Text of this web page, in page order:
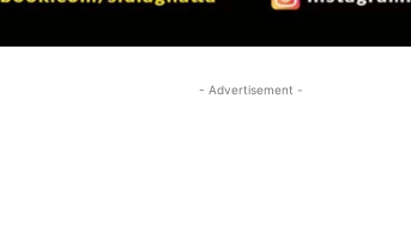
- Advertisement -